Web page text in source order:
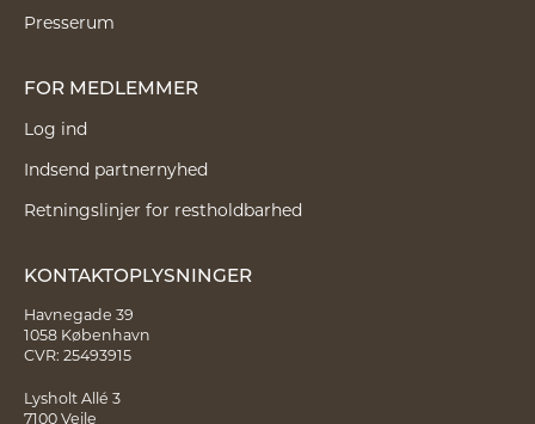
Presserum
FOR MEDLEMMER
Log ind
Indsend partnernyhed
Retningslinjer for restholdbarhed
KONTAKTOPLYSNINGER
Havnegade 39
1058 København
CVR: 25493915
Lysholt Allé 3
7100 Vejle